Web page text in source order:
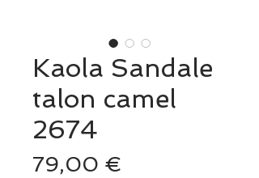
Kaola Sandale
talon camel
2674
79,00 €